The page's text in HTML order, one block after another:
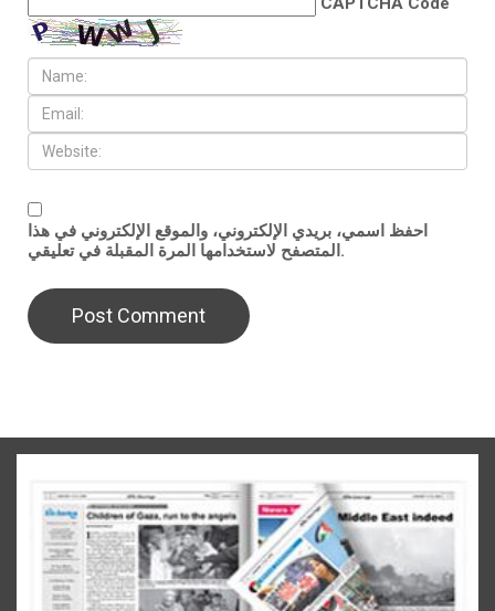
احفظ اسمي، بريدي الإلكتروني، والموقع الإلكتروني في هذا
المتصفح لاستخدامها المرة المقبلة في تعليقي.